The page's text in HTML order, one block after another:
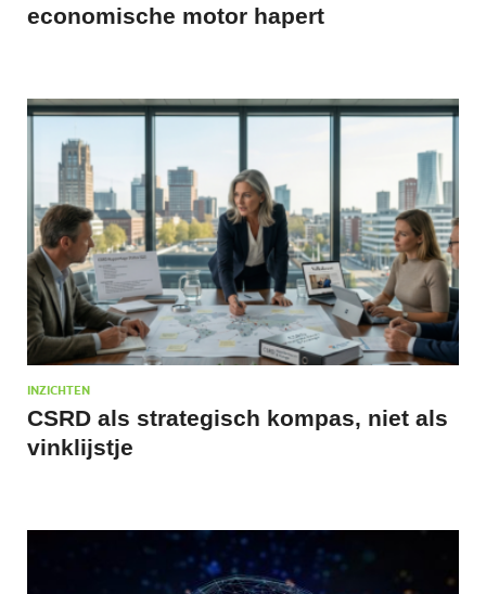
economische motor hapert
INZICHTEN
CSRD als strategisch kompas, niet als
vinklijstje